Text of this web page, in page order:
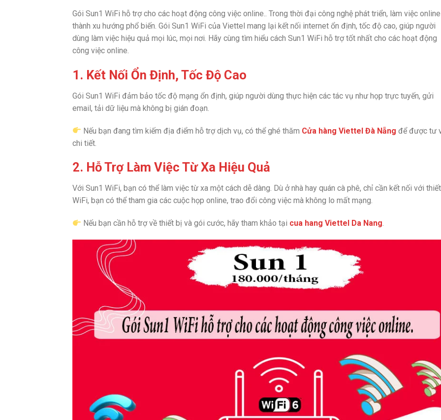
Gói Sun1 WiFi hỗ trợ cho các hoạt động công việc online.. Trong thời đại công nghệ phát triển, làm việc
thành xu hướng phổ biến. Gói Sun1 WiFi của Viettel mang lại kết nối internet ổn định, tốc độ cao, giúp người
dùng làm việc hiệu quả mọi lúc, mọi nơi. Hãy cùng tìm hiểu cách Sun1 WiFi hỗ trợ tốt nhất cho các hoạt động
công việc online.
1. Kết Nối Ổn Định, Tốc Độ Cao
Gói Sun1 WiFi đảm bảo tốc độ mạng ổn định, giúp người dùng thực hiện các tác vụ như họp trực tuyến, gửi
email, tải dữ liệu mà không bị gián đoạn.
Nếu bạn đang tìm kiếm địa điểm hỗ trợ dịch vụ, có thể ghé thăm Cửa hàng Viettel Đà Nẵng để được tư
chi tiết.
2. Hỗ Trợ Làm Việc Từ Xa Hiệu Quả
Với Sun1 WiFi, bạn có thể làm việc từ xa một cách dễ dàng. Dù ở nhà hay quán cà phê, chỉ cần kết nối với
WiFi, bạn có thể tham gia các cuộc họp online, trao đổi công việc mà không lo mất mạng.
Nếu bạn cần hỗ trợ về thiết bị và gói cước, hãy tham khảo tại cua hang Viettel Da Nang.